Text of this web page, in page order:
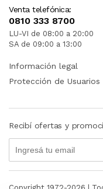
Venta telefónica:
0810 333 8700
LU-VI de 08:00 a 20:00
SA de 09:00 a 13:00
Información legal
Protección de Usuarios
Recibí ofertas y